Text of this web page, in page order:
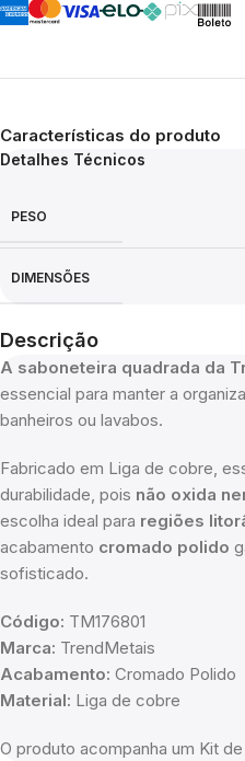
Características do produto
Detalhes Técnicos
PESO
DIMENSÕES
Descrição
A saboneteira quadrada da
essencial para manter a
banheiros ou lavabos.
Fabricado em Liga de cobre,
durabilidade, pois não oxida
escolha ideal para regiões
acabamento cromado polido
sofisticado.
Código: TM176801
Marca: TrendMetais
Acabamento: Cromado Polido
Material: Liga de cobre
O produto acompanha um Kit